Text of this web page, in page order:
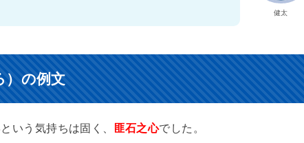
健太
）の例文
いう気持ちは固く、 匪石之心でした。